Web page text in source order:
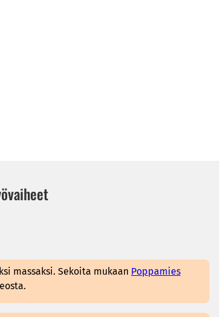
massaksi. Sekoita mukaan Poppamies